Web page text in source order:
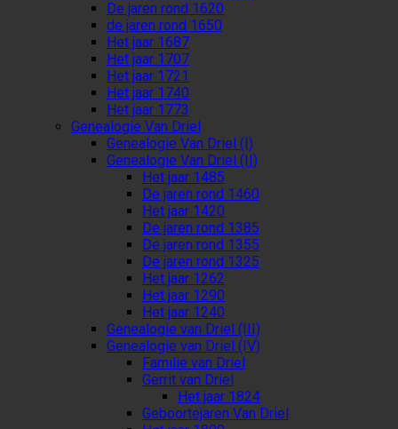
De jaren rond 1620
de jaren rond 1650
Het jaar 1687
Het jaar 1707
Het jaar 1721
Het jaar 1740
Het jaar 1773
Genealogie Van Driel
Genealogie Van Driel (I)
Genealogie Van Driel (II)
Het jaar 1485
De jaren rond 1460
Het jaar 1420
De jaren rond 1385
De jaren rond 1355
De jaren rond 1325
Het jaar 1262
Het jaar 1290
Het jaar 1240
Genealogie van Driel (III)
Genealogie van Driel (IV)
Familie van Driel
Gerrit van Driel
Het jaar 1824
Geboortejaren Van Driel